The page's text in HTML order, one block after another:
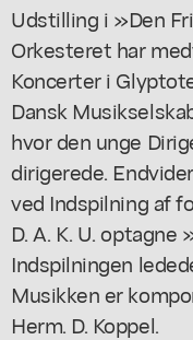
Udstilling i »Den
Orkesteret har
Koncerter i
Dansk
hvor den unge
dirigerede.
ved Indspilning af
D. A. K. U.
Indspilningen
Musikken er
Herm. D. Koppel.